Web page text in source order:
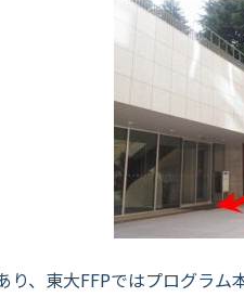
、東大FFPではプログラ